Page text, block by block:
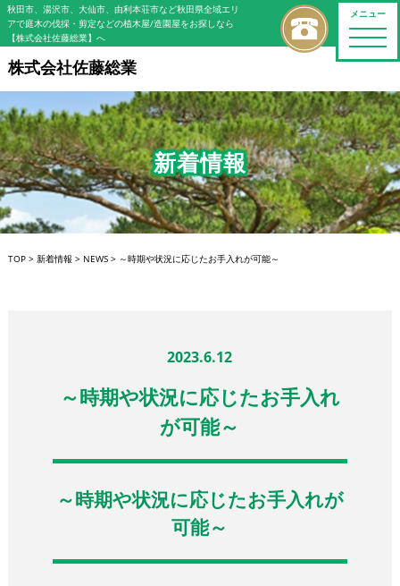
メニュー
toggle
秋田市、湯沢市、大仙市、由利本荘市など秋田県全域エリ
アで庭木の伐採・剪定などの植木屋/造園屋をお探しなら
【株式会社佐藤総業】へ
株式会社佐藤総業
新着情報
TOP> 新着情報 > NEWS> ～時期や状況に応じたお手入れが可能～
2023.6.12
～時期や状況に応じたお手入れ
が可能～
～時期や状況に応じたお手入れが
可能～